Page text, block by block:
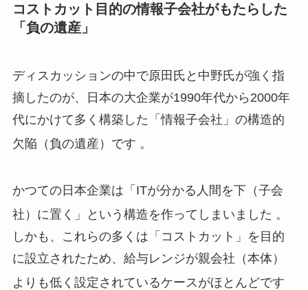
コストカット目的の情報子会社がもたらした
「負の遺産」
ディスカッションの中で原田氏と中野氏が強く指
摘したのが、日本の大企業が1990年代から2000年
代にかけて多く構築した「情報子会社」の構造的
欠陥（負の遺産）です 。
かつての日本企業は「ITが分かる人間を下（子会
社）に置く」という構造を作ってしまいました 。
しかも、これらの多くは「コストカット」を目的
に設立されたため、給与レンジが親会社（本体）
よりも低く設定されているケースがほとんどです